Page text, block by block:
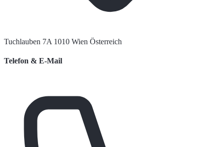
Tuchlauben 7A 1010 Wien Österreich
Telefon & E-Mail